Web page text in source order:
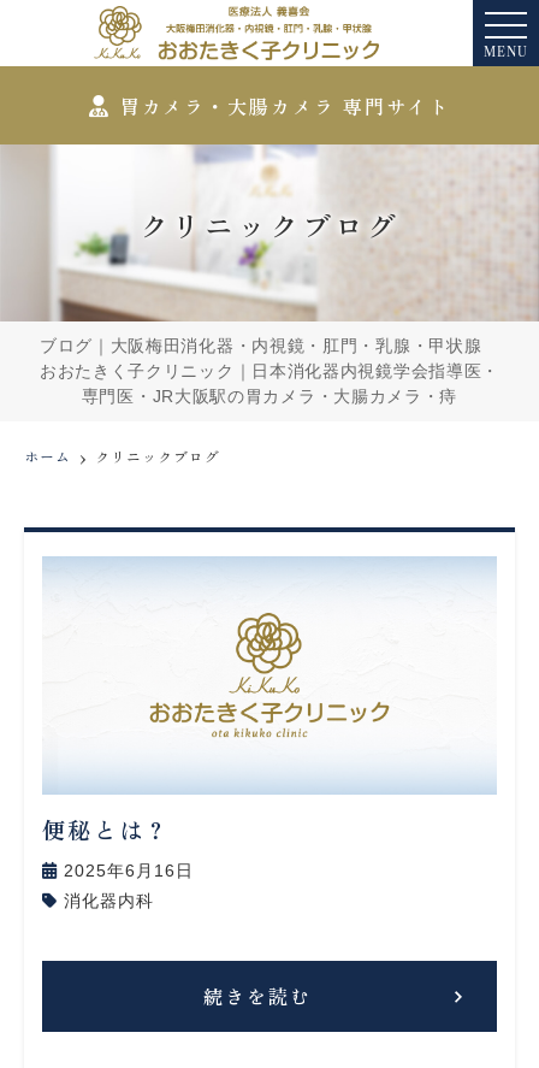
MENU
クリニックブログ
ブログ｜大阪梅田消化器・内視鏡・肛門・乳腺・甲状腺
おおたきく子クリニック｜日本消化器内視鏡学会指導医・
専門医・JR大阪駅の胃カメラ・大腸カメラ・痔
胃カメラ・大腸カメラ 専門サイト
ホーム クリニックブログ
便秘とは？
2025年6月16日
消化器内科
続きを読む